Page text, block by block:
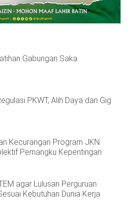
Gabungan Saka
PKWT, Alih Daya dan Gig
Kecurangan Program JKN
Pemangku Kepentingan
agar Lulusan Perguruan
Kebutuhan Dunia Kerja